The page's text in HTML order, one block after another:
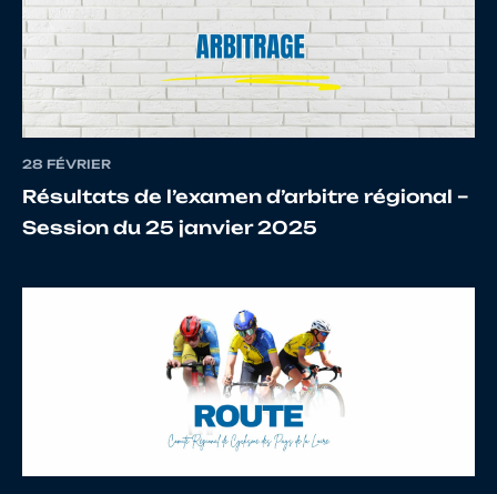
11 10085918843 CHARBONNEAU Julie
12
13 10116843756 REY
28 FÉVRIER
Résultats de l’examen d’arbitre régional –
Session du 25 janvier 2025